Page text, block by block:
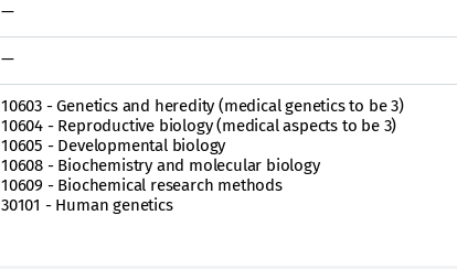
—
—
10603 - Genetics and heredity (medical genetics to be 3)
10604 - Reproductive biology (medical aspects to be 3)
10605 - Developmental biology
10608 - Biochemistry and molecular biology
10609 - Biochemical research methods
30101 - Human genetics